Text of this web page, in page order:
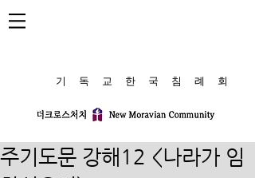
​기 독 교 한 국 침 례 회
주기도문 강해12 <나라가 임